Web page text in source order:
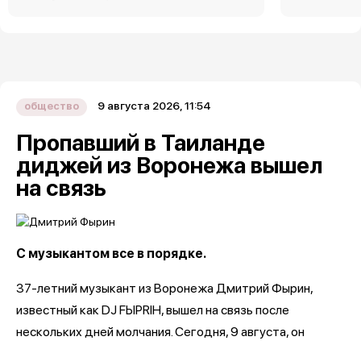
общество 9 августа 2026, 11:54
Пропавший в Таиланде
диджей из Воронежа вышел
на связь
С музыкантом все в порядке.
37-летний музыкант из Воронежа Дмитрий Фырин,
известный как DJ FЫРRIН, вышел на связь после
нескольких дней молчания. Сегодня, 9 августа, он